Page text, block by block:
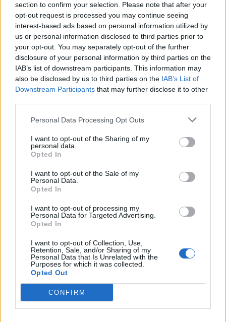
section to confirm your selection. Please note that after your
opt-out request is processed you may continue seeing
interest-based ads based on personal information utilized by
us or personal information disclosed to third parties prior to
your opt-out. You may separately opt-out of the further
disclosure of your personal information by third parties on the
IAB’s list of downstream participants. This information may
also be disclosed by us to third parties on the IAB’s List of
Downstream Participants that may further disclose it to other
Personal Data Processing Opt Outs
I want to opt-out of the Sharing of my
personal data.
Opted In
I want to opt-out of the Sale of my
Personal Data.
Opted In
I want to opt-out of processing my
Personal Data for Targeted Advertising.
Opted In
I want to opt-out of Collection, Use,
Retention, Sale, and/or Sharing of my
Personal Data that Is Unrelated with the
Purposes for which it was collected.
Opted Out
CONFIRM
ΕΛΣΤΑΤ: Στο 3,4% υποχώρησε ο πληθωρισμός τον Ιούλιο
Χρηματοδότηση 8 εκατ. ευρώ
σε 843 μέσα ενημέρωσης-
Ξεκίνησε το πενταετές
πρόγραμμα ενίσχυσης του
Metlen: Ρεκόρ EBITDA στο α'
εξάμηνο, στα 550 εκατ. ευρώ –
Καθαρά κέρδη 313 εκατ. ευρώ
Η Chery επενδύει 75 εκατ. δολάρια στην KG Mobility
Το FIAT 500 Hybrid τώρα από
18.990 ευρώ
Ατρόμητος και Novibet
18η συνεχόμενη χρονιά για τον ΟΤΕ στη διεθνή σειρά δεικτών
FTSE4Good
Alpha Bank: Για πρώτη φορά το Αρχαίο Θέατρο Επιδαύρου άνοιξε τις
πύλες του σε όλους